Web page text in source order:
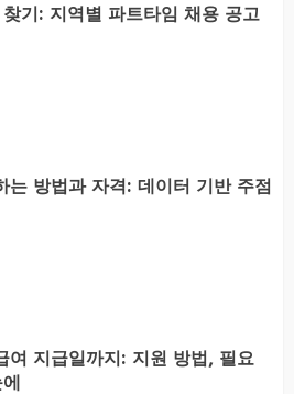
기: 지역별 파트타임 채용 공고
는 방법과 자격: 데이터 기반 주점
여 지급일까지: 지원 방법, 필요